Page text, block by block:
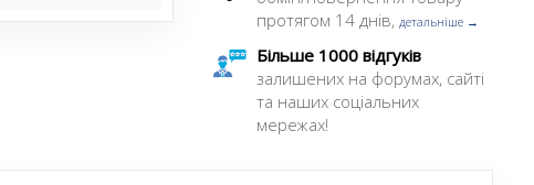
протягом 14 днів,детальніше →
Більше 1000 відгуків
залишених на форумах, сайті
та наших соціальних
мережах!